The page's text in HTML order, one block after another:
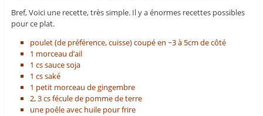
Bref, Voici une recette, très simple. Il y a énormes recettes possibles
pour ce plat.
poulet (de préférence, cuisse) coupé en ~3 à 5cm de côté
1 morceau d’ail
1 cs sauce soja
1 cs saké
1 petit morceau de gingembre
2, 3 cs fécule de pomme de terre
une poêle avec huile pour frire